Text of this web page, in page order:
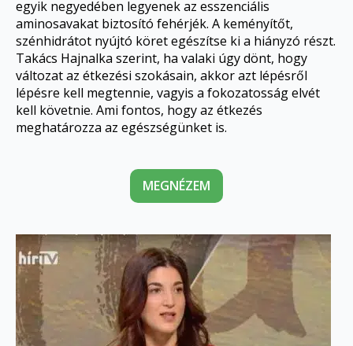
egyik negyedében legyenek az esszenciális
aminosavakat biztosító fehérjék. A keményítőt,
szénhidrátot nyújtó köret egészítse ki a hiányzó részt.
Takács Hajnalka szerint, ha valaki úgy dönt, hogy
változat az étkezési szokásain, akkor azt lépésről
lépésre kell megtennie, vagyis a fokozatosság elvét
kell követnie. Ami fontos, hogy az étkezés
meghatározza az egészségünket is.
MEGNÉZEM